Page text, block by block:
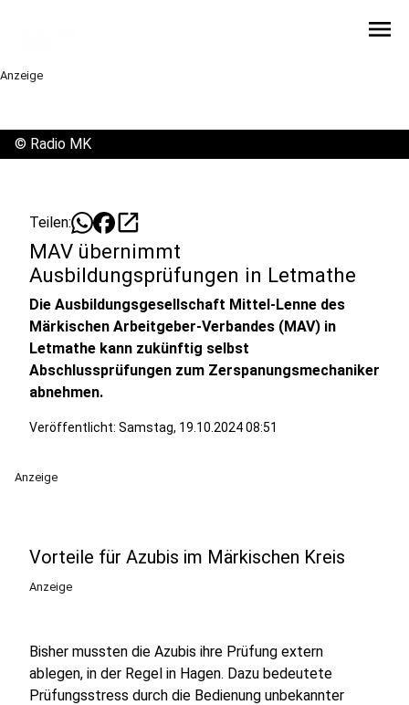
menu
Anzeige
© Radio MK
Teilen: open_in_new
MAV übernimmt
Ausbildungsprüfungen in Letmathe
Die Ausbildungsgesellschaft Mittel-Lenne des
Märkischen Arbeitgeber-Verbandes (MAV) in
Letmathe kann zukünftig selbst
Abschlussprüfungen zum Zerspanungsmechaniker
abnehmen.
Veröffentlicht: Samstag, 19.10.2024 08:51
Anzeige
Vorteile für Azubis im Märkischen Kreis
Anzeige
Bisher mussten die Azubis ihre Prüfung extern
ablegen, in der Regel in Hagen. Dazu bedeutete
Prüfungsstress durch die Bedienung unbekannter